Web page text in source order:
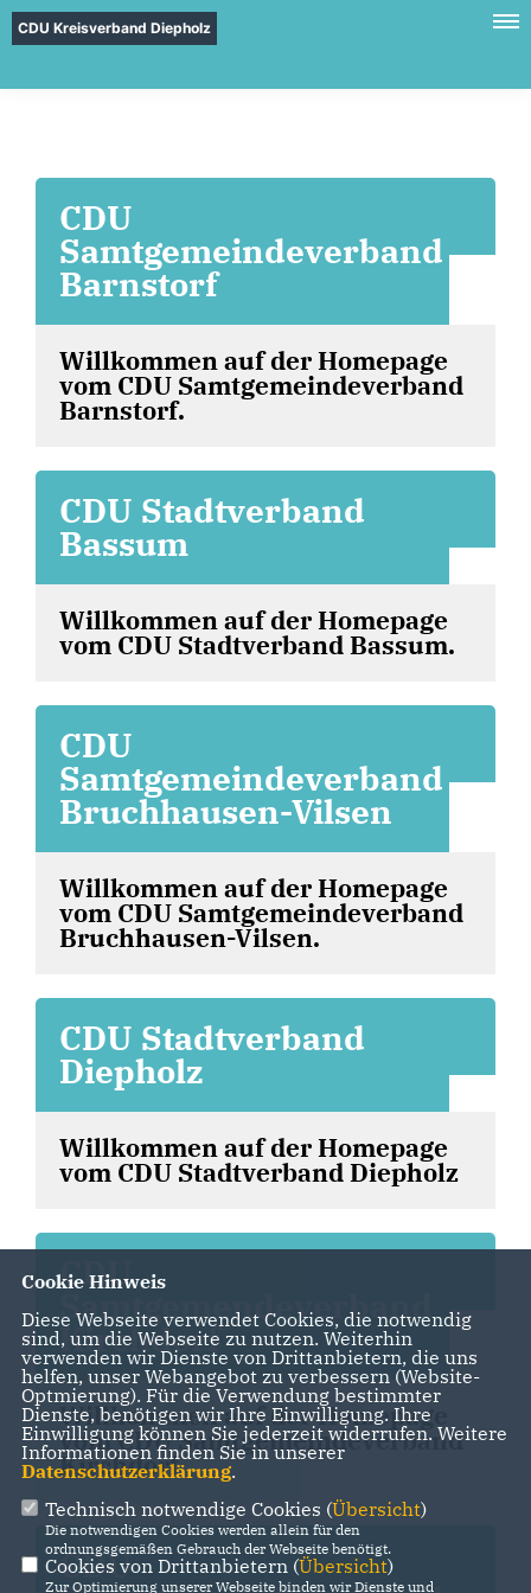
CDU Kreisverband Diepholz
CDU
Samtgemeindeverband
Barnstorf
Willkommen auf der Homepage
vom CDU Samtgemeindeverband
Barnstorf.
CDU Stadtverband
Bassum
Willkommen auf der Homepage
vom CDU Stadtverband Bassum.
CDU
Samtgemeindeverband
Bruchhausen-Vilsen
Willkommen auf der Homepage
vom CDU Samtgemeindeverband
Bruchhausen-Vilsen.
CDU Stadtverband
Diepholz
Willkommen auf der Homepage
vom CDU Stadtverband Diepholz
CDU
Samtgemendeverband
Kirchdorf
Willkommen auf der Homepage
vom CDU Samtgemeindeverband
Kirchdorf
CDU
Cookie Hinweis
Diese Webseite verwendet Cookies, die notwendig
sind, um die Webseite zu nutzen. Weiterhin
verwenden wir Dienste von Drittanbietern, die uns
helfen, unser Webangebot zu verbessern (Website-
Optmierung). Für die Verwendung bestimmter
Dienste, benötigen wir Ihre Einwilligung. Ihre
Einwilligung können Sie jederzeit widerrufen. Weitere
Informationen finden Sie in unserer
Datenschutzerklärung.
Technisch notwendige Cookies (Übersicht)
Die notwendigen Cookies werden allein für den
ordnungsgemäßen Gebrauch der Webseite benötigt.
Cookies von Drittanbietern (Übersicht)
Zur Optimierung unserer Webseite binden wir Dienste und